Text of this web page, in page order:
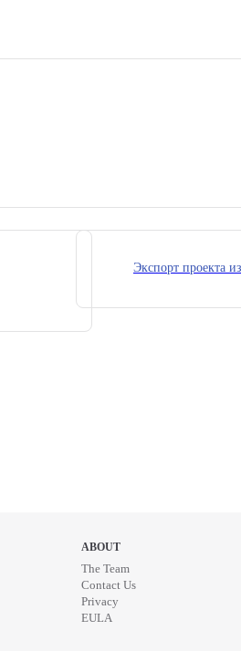
Экспорт проекта
ABOUT
The Team
Contact Us
Privacy
EULA